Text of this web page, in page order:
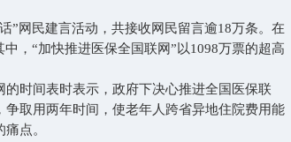
网民建言活动，共接收网民留言逾18万条。在
，“加快推进医保全国联网”以1098万票的超高
时间表时表示，政府下决心推进全国医保联
取用两年时间，使老年人跨省异地住院费用能
点。